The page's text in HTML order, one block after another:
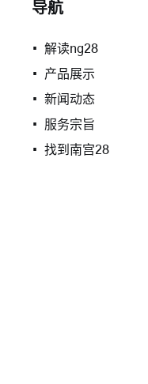
导航
解读ng28
产品展示
新闻动态
服务宗旨
找到南宫28